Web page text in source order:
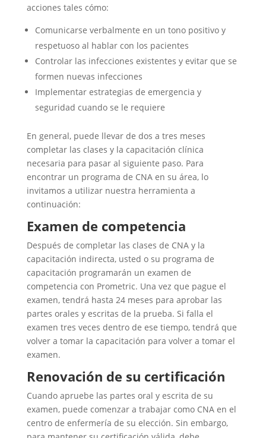
acciones tales cómo:
Comunicarse verbalmente en un tono positivo y
respetuoso al hablar con los pacientes
Controlar las infecciones existentes y evitar que se
formen nuevas infecciones
Implementar estrategias de emergencia y
seguridad cuando se le requiere
En general, puede llevar de dos a tres meses
completar las clases y la capacitación clínica
necesaria para pasar al siguiente paso. Para
encontrar un programa de CNA en su área, lo
invitamos a utilizar nuestra herramienta a
continuación:
Examen de competencia
Después de completar las clases de CNA y la
capacitación indirecta, usted o su programa de
capacitación programarán un examen de
competencia con Prometric. Una vez que pague el
examen, tendrá hasta 24 meses para aprobar las
partes orales y escritas de la prueba. Si falla el
examen tres veces dentro de ese tiempo, tendrá que
volver a tomar la capacitación para volver a tomar el
examen.
Renovación de su certificación
Cuando apruebe las partes oral y escrita de su
examen, puede comenzar a trabajar como CNA en el
centro de enfermería de su elección. Sin embargo,